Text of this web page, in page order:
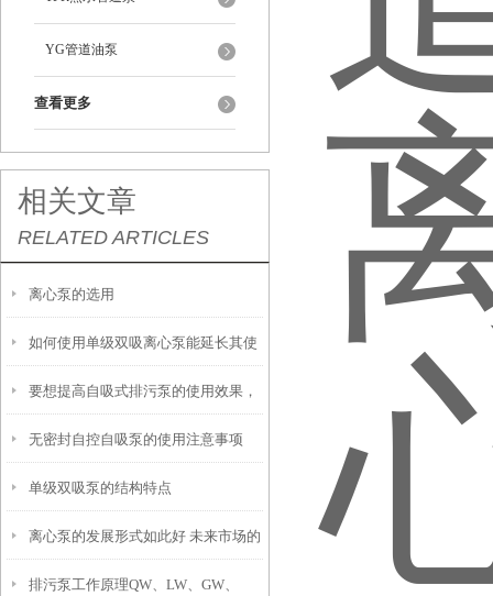
YG管道油泵
查看更多
相关文章
RELATED ARTICLES
离心泵的选用
如何使用单级双吸离心泵能延长其使
用寿命？
要想提高自吸式排污泵的使用效果，
来看看这些！
无密封自控自吸泵的使用注意事项
单级双吸泵的结构特点
离心泵的发展形式如此好 未来市场的
占据主要靠产品性能的提升
排污泵工作原理QW、LW、GW、